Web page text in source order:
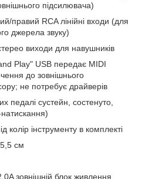
підсилювача)
правий RCA лінійні входи (для
джерела звуку)
виходи для навушників
Play" USB передає MIDI
до зовнішнього
не потребує драйверів
педалі сустейн, состенуто,
колір інструменту в комплекті
см
зовнішній блок живлення